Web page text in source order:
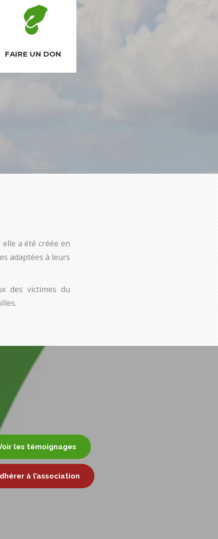
FAIRE UN DON
elle a été créée en
adaptées à leurs
des victimes du
les témoignages
à l’association